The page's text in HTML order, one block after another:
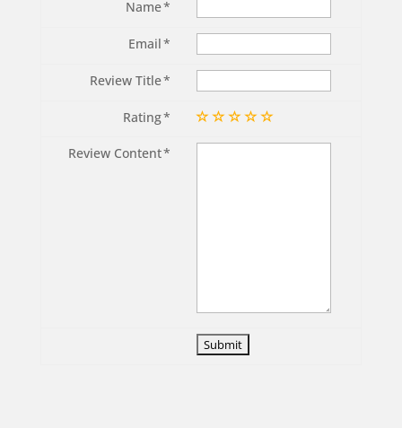
Name
Email
Review Title
Rating
Review Content